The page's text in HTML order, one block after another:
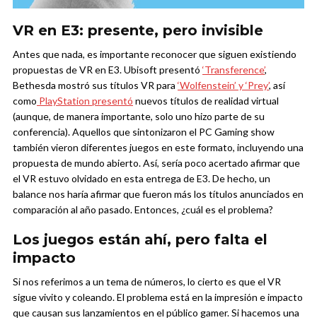
VR en E3: presente, pero invisible
Antes que nada, es importante reconocer que siguen existiendo
propuestas de VR en E3. Ubisoft presentó ‘Transference’,
Bethesda mostró sus títulos VR para ‘Wolfenstein’ y ‘Prey’, así
como PlayStation presentó nuevos títulos de realidad virtual
(aunque, de manera importante, solo uno hizo parte de su
conferencia). Aquellos que sintonizaron el PC Gaming show
también vieron diferentes juegos en este formato, incluyendo una
propuesta de mundo abierto.Así, sería poco acertado afirmar que
el VR estuvo olvidado en esta entrega de E3. De hecho, un
balance nos haría afirmar que fueron más los títulos anunciados en
comparación al año pasado. Entonces, ¿cuál es el problema?
Los juegos están ahí, pero falta el
impacto
Si nos referimos a un tema de números, lo cierto es que el VR
sigue vivito y coleando. El problema está en la impresión e impacto
que causan sus lanzamientos en el público gamer. Si hacemos una